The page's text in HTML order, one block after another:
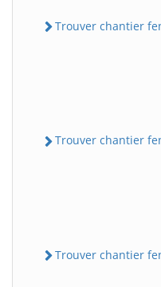
Trouver chantier
Trouver chantier
Trouver chantier